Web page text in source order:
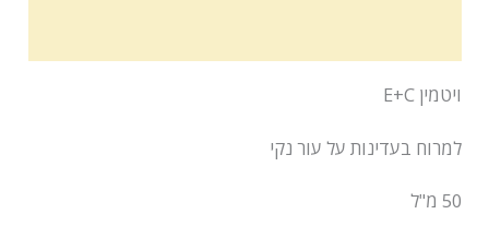
ויטמין E+C
למרוח בעדינות על עור נקי
50 מ"ל